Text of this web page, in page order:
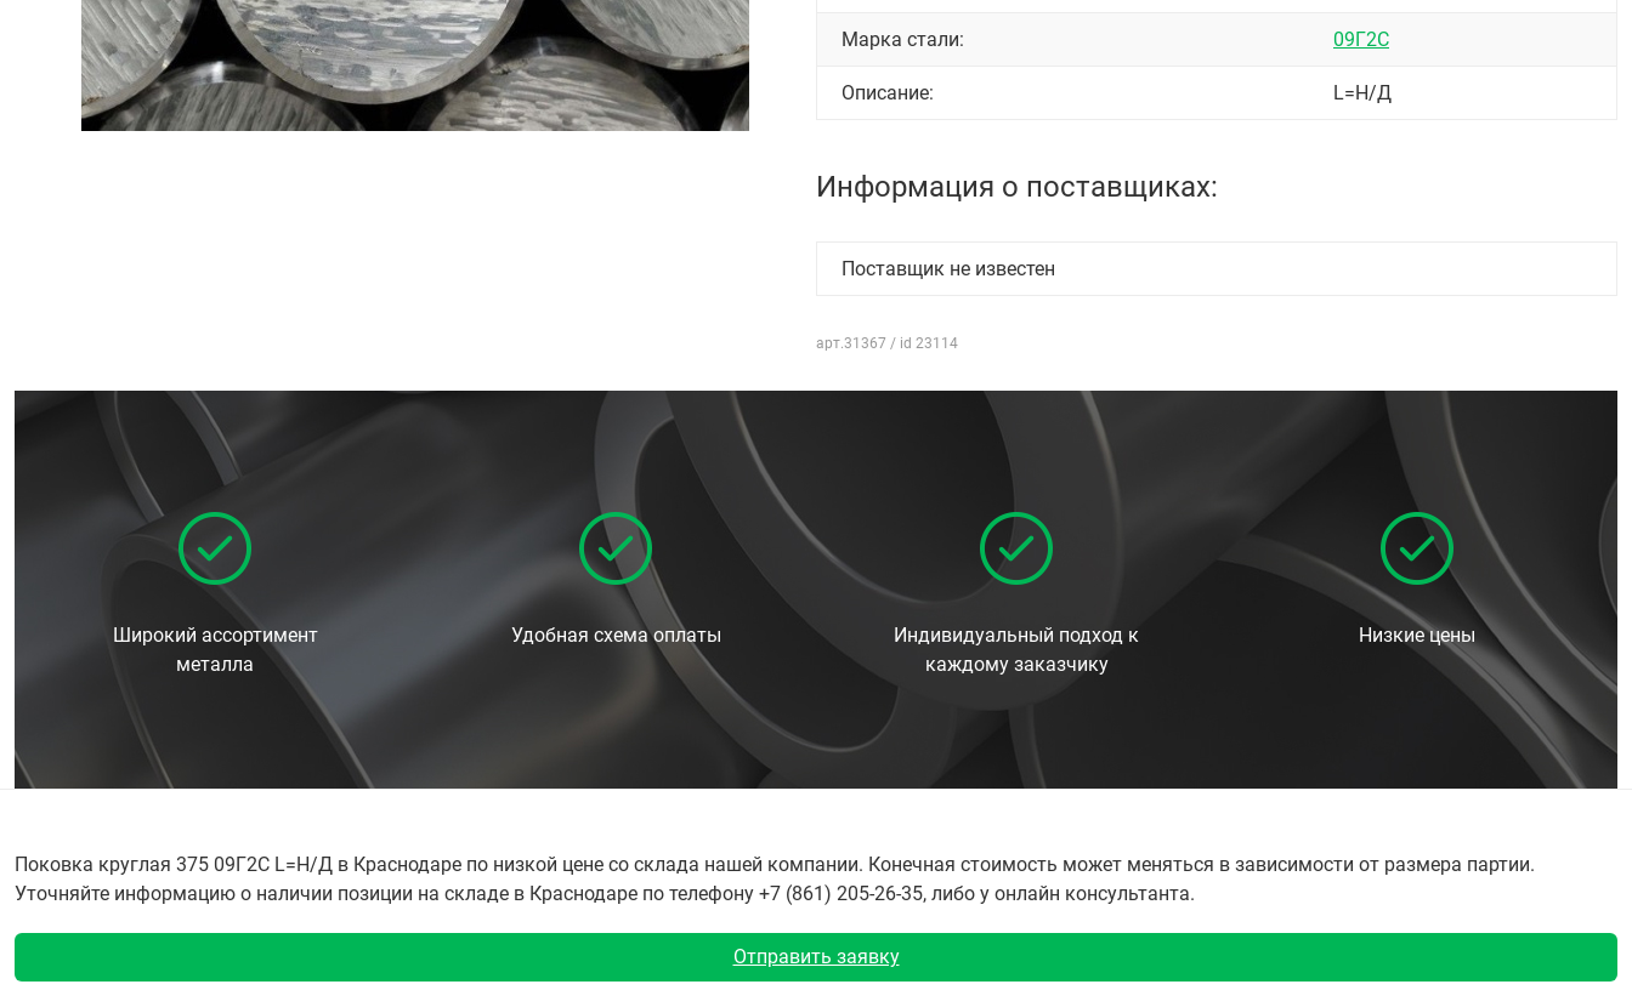
Марка стали: 09Г2С
Описание: L=Н/Д
Информация о поставщиках:
Поставщик не известен
арт.31367 / id 23114
Широкий ассортимент
металла
Удобная схема оплаты
Индивидуальный подход к
каждому заказчику
Низкие цены
Поковка круглая 375 09Г2С L=Н/Д в Краснодаре по низкой цене со склада нашей компании. Конечная стоимость может меняться в зависимости от размера партии.
Уточняйте информацию о наличии позиции на складе в Краснодаре по телефону +7 (861) 205-26-35, либо у онлайн консультанта.
Отправить заявку